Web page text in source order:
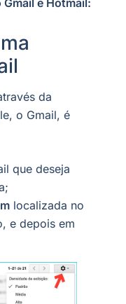
da
o Gmail, é
que deseja
localizada no
e depois em